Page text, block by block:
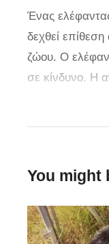
Ένας ελέφαντας
δεχθεί
ζώου. Ο
σε κίνδυνο. Η
Στις εικόνες
αποτρέψει
Viralhog στις.
You might